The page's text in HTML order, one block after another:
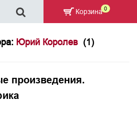
Юрий Королев (1)
произведения.
Корзина 0